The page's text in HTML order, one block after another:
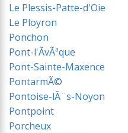
Le Plessis-Patte-d'Oie
Le Ployron
Ponchon
Pont-l'ÃvÃªque
Pont-Sainte-Maxence
PontarmÃ©
Pontoise-lÃ¨s-Noyon
Pontpoint
Porcheux